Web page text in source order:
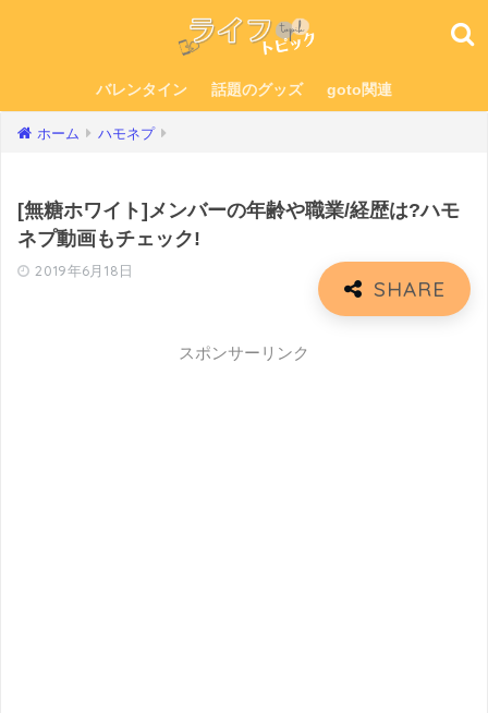
バレンタイン 話題のグッズ goto関連
ホーム ハモネプ
[無糖ホワイト]メンバーの年齢や職業/経歴は?ハモ
ネプ動画もチェック!
2019年6月18日
スポンサーリンク